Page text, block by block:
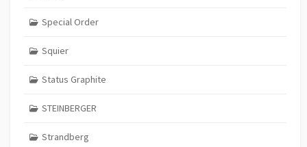
Special Order
Squier
Status Graphite
STEINBERGER
Strandberg